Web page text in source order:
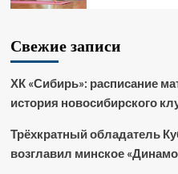
Свежие записи
ХК «Сибирь»: расписание
история новосибирского
Трёхкратный обладатель
возглавил минское